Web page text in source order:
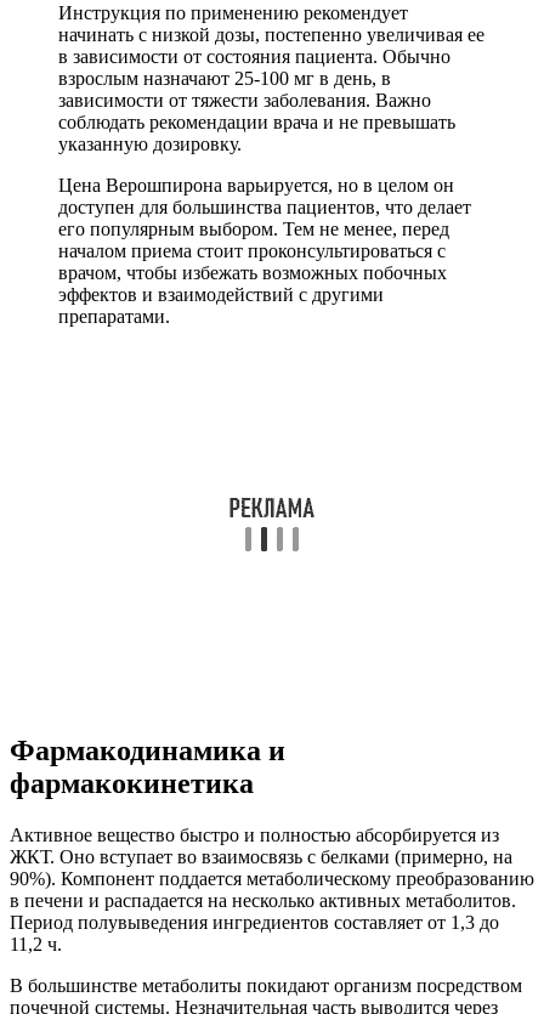
Инструкция по применению рекомендует
начинать с низкой дозы, постепенно увеличивая ее
в зависимости от состояния пациента. Обычно
взрослым назначают 25-100 мг в день, в
зависимости от тяжести заболевания. Важно
соблюдать рекомендации врача и не превышать
указанную дозировку.
Цена Верошпирона варьируется, но в целом он
доступен для большинства пациентов, что делает
его популярным выбором. Тем не менее, перед
началом приема стоит проконсультироваться с
врачом, чтобы избежать возможных побочных
эффектов и взаимодействий с другими
препаратами.
Фармакодинамика и
фармакокинетика
Активное вещество быстро и полностью абсорбируется из
ЖКТ. Оно вступает во взаимосвязь с белками (примерно, на
90%). Компонент поддается метаболическому преобразованию
в печени и распадается на несколько активных метаболитов.
Период полувыведения ингредиентов составляет от 1,3 до
11,2 ч.
В большинстве метаболиты покидают организм посредством
почечной системы. Незначительная часть выводится через